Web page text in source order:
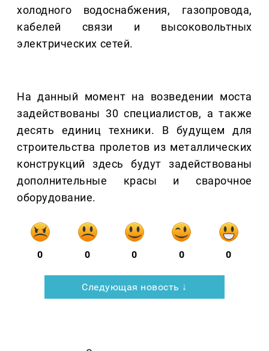
холодного водоснабжения, газопровода,
кабелей связи и высоковольтных
электрических сетей.
На данный момент на возведении моста
задействованы 30 специалистов, а также
десять единиц техники. В будущем для
строительства пролетов из металлических
конструкций здесь будут задействованы
дополнительные красы и сварочное
оборудование.
0 0 0 0 0
Следующая новость ↓